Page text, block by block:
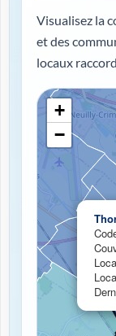
Visualisez la
et des
locaux
+
−